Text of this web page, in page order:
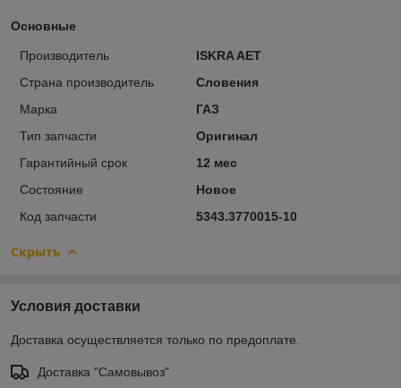
Основные
Производитель
ISKRA AET
Страна производитель
Словения
Марка
ГАЗ
Тип запчасти
Оригинал
Гарантийный срок
12 мес
Состояние
Новое
Код запчасти
5343.3770015-10
Скрыть
Условия доставки
Доставка осуществляется только по предоплате.
Доставка "Самовывоз"